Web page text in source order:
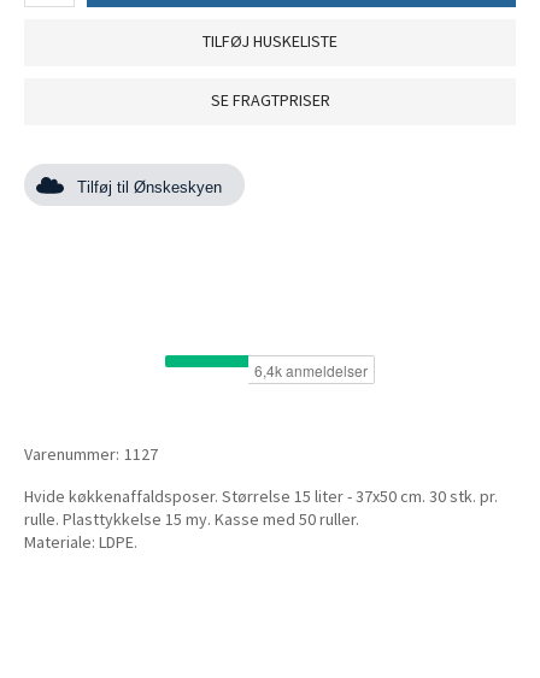
TILFØJ HUSKELISTE
SE FRAGTPRISER
Tilføj til Ønskeskyen
Varenummer: 1127
Hvide køkkenaffaldsposer. Størrelse 15 liter - 37x50 cm. 30 stk. pr.
rulle. Plasttykkelse 15 my. Kasse med 50 ruller.
Materiale: LDPE.